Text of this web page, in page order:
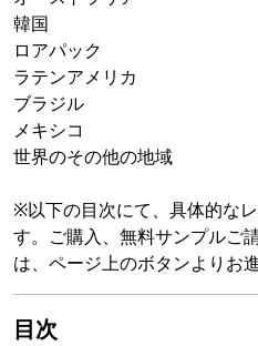
韓国
ロアパック
ラテンアメリカ
ブラジル
メキシコ
世界のその他の地域
※以下の目次にて、具体的な
す。ご購入、無料サンプルご
は、ページ上のボタンよりお
目次